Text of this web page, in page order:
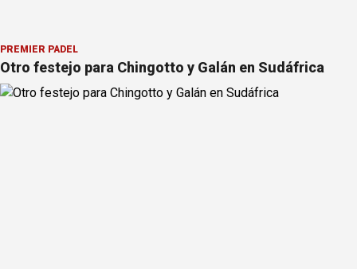
PREMIER PÁDEL
Otro festejo para Chingotto y Galán en Sudáfrica